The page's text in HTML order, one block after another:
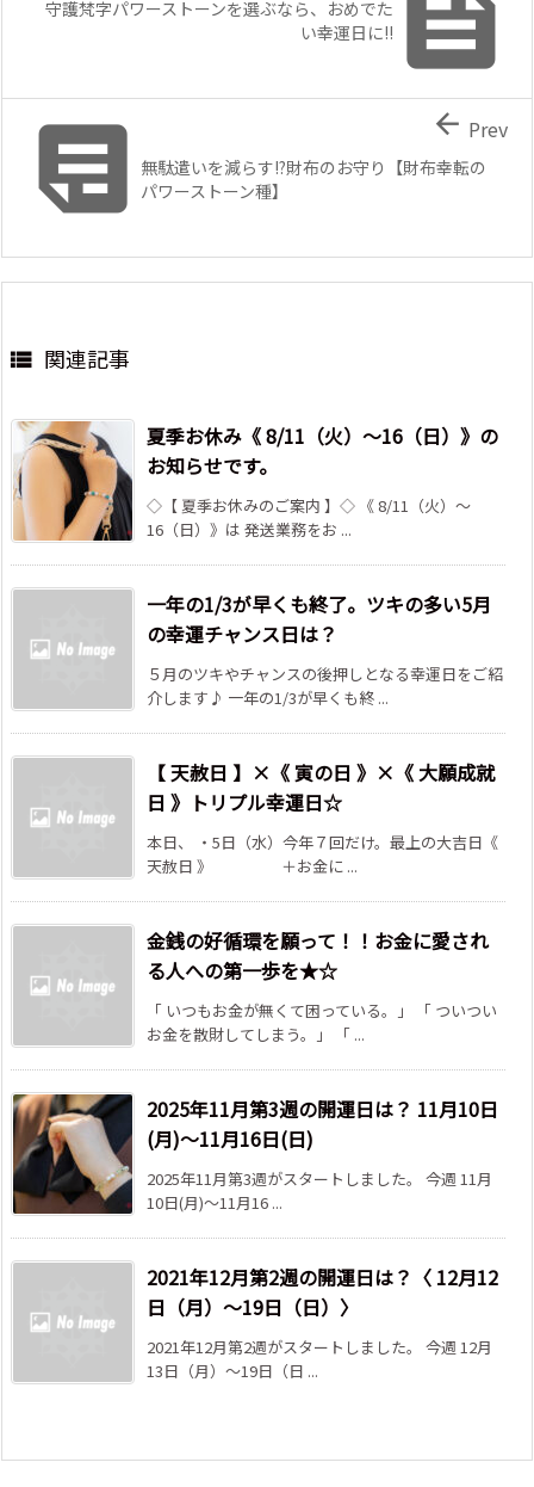

守護梵字パワーストーンを選ぶなら、おめでた
い幸運日に!!
無駄遣いを減らす!?財布のお守り【財布幸転の
パワーストーン種】
 Prev
 関連記事
夏季お休み《 8/11（火）～16（日）》の
お知らせです。
◇【 夏季お休みのご案内 】◇ 《 8/11（火）～
16（日）》は 発送業務をお ...
一年の1/3が早くも終了。ツキの多い5月
の幸運チャンス日は？
５月のツキやチャンスの後押しとなる幸運日をご紹
介します♪ 一年の1/3が早くも終 ...
【 天赦日 】×《 寅の日 》×《 大願成就
日 》トリプル幸運日☆
本日、 ・5日（水）今年７回だけ。最上の大吉日《
天赦日 》 ＋お金に ...
金銭の好循環を願って！！お金に愛され
る人への第一歩を★☆
「 いつもお金が無くて困っている。」 「 ついつい
お金を散財してしまう。」 「 ...
2025年11月第3週の開運日は？ 11月10日
(月)～11月16日(日)
2025年11月第3週がスタートしました。 今週 11月
10日(月)～11月16 ...
2021年12月第2週の開運日は？〈 12月12
日（月）～19日（日）〉
2021年12月第2週がスタートしました。 今週 12月
13日（月）～19日（日 ...